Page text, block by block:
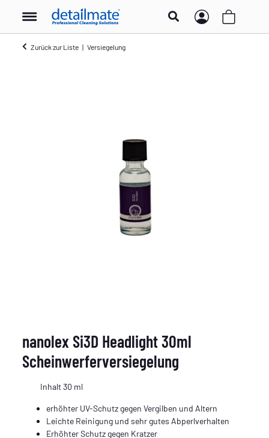
Zurück zur Liste Versiegelung
nanolex Si3D Headlight 30ml
Scheinwerferversiegelung
Inhalt 30 ml
erhöhter UV-Schutz gegen Vergilben und Altern
Leichte Reinigung und sehr gutes Abperlverhalten
Erhöhter Schutz gegen Kratzer